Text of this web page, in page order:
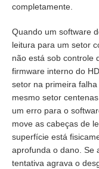
completamente.
Quando um software
leitura para um setor
não está sob controle
firmware interno do
setor na primeira
mesmo setor
um erro para o
move as cabeças de
superfície está
aprofunda o dano. Se
tentativa agrava o